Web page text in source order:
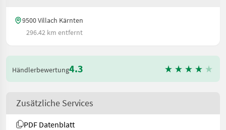
9500 Villach Kärnten
296.42 km entfernt
Händlerbewertung4.3
Zusätzliche Services
PDF Datenblatt